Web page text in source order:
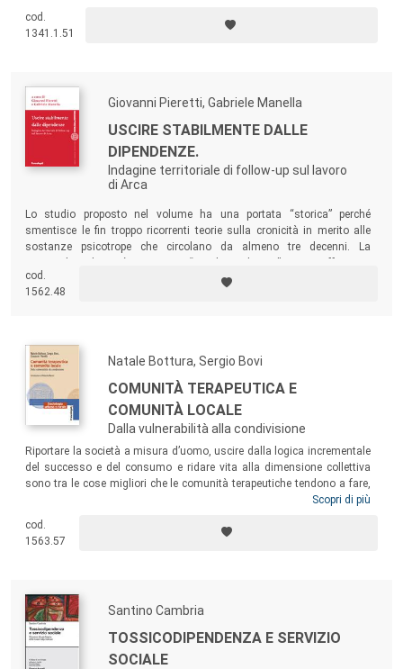
cod.
1341.1.51
Giovanni Pieretti, Gabriele Manella
USCIRE STABILMENTE DALLE
DIPENDENZE.
Indagine territoriale di follow-up sul lavoro
di Arca
Lo studio proposto nel volume ha una portata “storica” perché
smentisce le fin troppo ricorrenti teorie sulla cronicità in merito alle
sostanze psicotrope che circolano da almeno tre decenni. La
con costanza e con il supporto di una buona rete territoriale può
davvero essere domata, come testimonia il caso di Arca – Centro
cod.
1562.48
Natale Bottura, Sergio Bovi
COMUNITÀ TERAPEUTICA E
COMUNITÀ LOCALE
Dalla vulnerabilità alla condivisione
Riportare la società a misura d’uomo, uscire dalla logica incrementale
del successo e del consumo e ridare vita alla dimensione collettiva
sono tra le cose migliori che le comunità terapeutiche tendono a fare,
valendosi in realtà di quel millenario patrimonio di cultura contadina di
poggiano sulle radici più profonde della cultura rurale italiana. Prima
che sia del tutto tardi, è ora di ritrovarle.
Scopri di più
cod.
1563.57
Santino Cambria
TOSSICODIPENDENZA E SERVIZIO
SOCIALE